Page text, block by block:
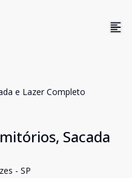
e Lazer Completo
Sacada
- SP